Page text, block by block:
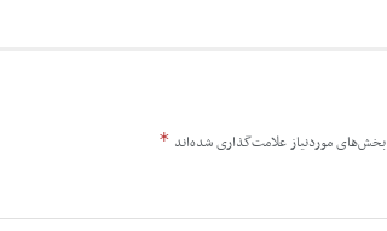
بخش‌های موردنیاز علامت‌گذاری شده‌اند *